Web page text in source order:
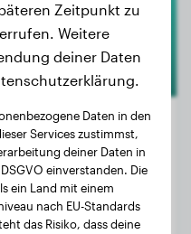
16 kg
4 Jahre, 10 Monate
Hündinn
Zeitpunkt zu
Weitere
deiner Daten
Daten in den
Services zustimmst,
deiner Daten in
einverstanden. Die
ein Land mit einem
nach EU-Standards
das Risiko, dass deine